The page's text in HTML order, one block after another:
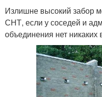
Излишне высокий забор
СНТ, если у соседей и
объединения нет никаких